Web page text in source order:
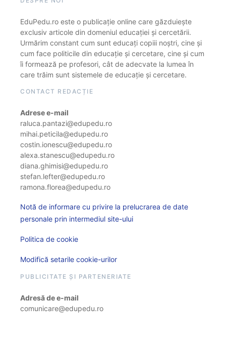
EduPedu.ro este o publicație online care găzduiește
exclusiv articole din domeniul educației și cercetării.
Urmărim constant cum sunt educați copiii noștri, cine și
cum face politicile din educație și cercetare, cine și cum
îi formează pe profesori, cât de adecvate la lumea în
care trăim sunt sistemele de educație și cercetare.
CONTACT REDACȚIE
Adrese e-mail
raluca.pantazi@edupedu.ro
mihai.peticila@edupedu.ro
costin.ionescu@edupedu.ro
alexa.stanescu@edupedu.ro
diana.ghimisi@edupedu.ro
stefan.lefter@edupedu.ro
ramona.florea@edupedu.ro
Notă de informare cu privire la prelucrarea de date
personale prin intermediul site-ului
Politica de cookie
Modifică setarile cookie-urilor
PUBLICITATE ȘI PARTENERIATE
Adresă de e-mail
comunicare@edupedu.ro